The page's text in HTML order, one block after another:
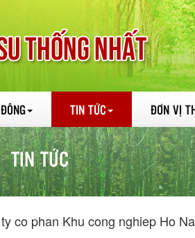
TIN TỨC ĐƠN VỊ
TIN TỨC
co phan Khu cong nghiep Ho